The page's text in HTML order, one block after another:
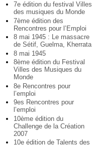
7e édition du festival Villes
des musiques du Monde
7ème édition des
Rencontres pour l’Emploi
8 mai 1945 : Le massacre
de Sétif, Guelma, Kherrata
8 mai 1945
8ème édition du Festival
Villes des Musiques du
Monde
8e Rencontres pour
l’emploi
9es Rencontres pour
l’emploi
10ème édition du
Challenge de la Création
2007
10e édition de Talents des